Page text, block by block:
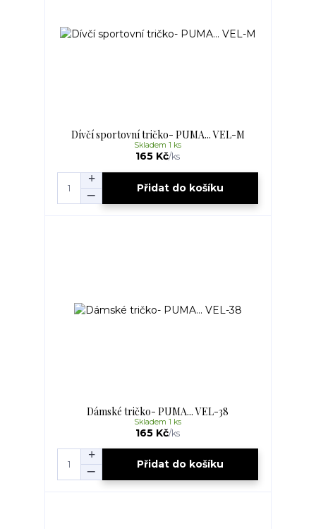
Dívčí sportovní tričko- PUMA... VEL-M
165 Kč/ks
Skladem 1 ks
Přidat do košíku
Dámské tričko- PUMA... VEL-38
165 Kč/ks
Skladem 1 ks
Přidat do košíku